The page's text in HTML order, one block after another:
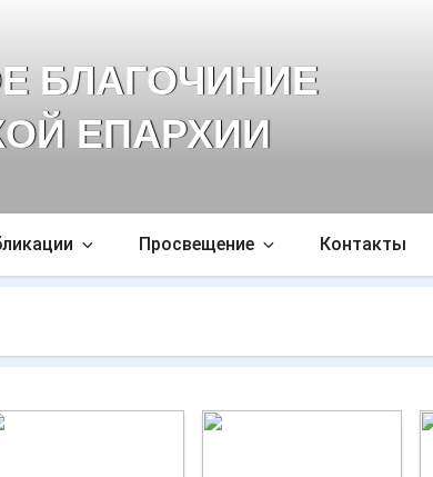
БЛАГОЧИНИЕ
ЕПАРХИИ
Просвещение Контакты